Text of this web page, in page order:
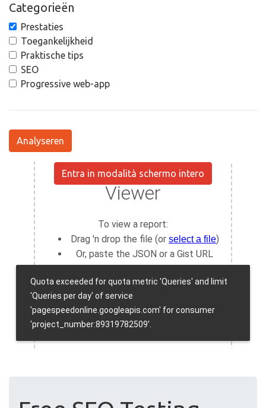
Categorieën
Prestaties
Toegankelijkheid
Praktische tips
SEO
Progressive web-app
Analyseren
Entra in modalità schermo intero